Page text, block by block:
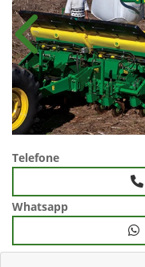
Anterior
Telefone
Whatsapp